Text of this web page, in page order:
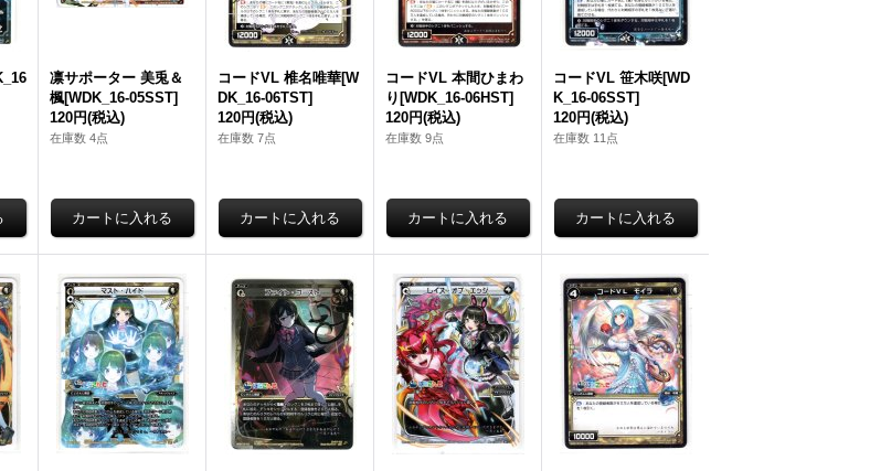
凛サポーター 美兎＆
楓[WDK_16-05SST]
120円(税込)
在庫数 4点
コードVL 椎名唯華[W
DK_16-06TST]
120円(税込)
在庫数 7点
コードVL 本間ひまわ
り[WDK_16-06HST]
120円(税込)
在庫数 9点
コードVL 笹木咲[WD
K_16-06SST]
120円(税込)
在庫数 11点